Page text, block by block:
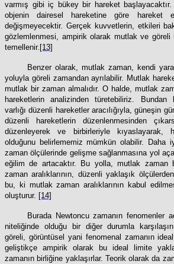
varmış gibi iç bükey bir hareket
objenin dairesel hareketine göre hareket
değişmeyecektir. Gerçek kuvvetlerin, etkileri
gözlemlenmesi, ampirik olarak mutlak ve göreli
temellenir. [13]
Benzer olarak, mutlak zaman, kendi
yoluyla göreli zamandan ayrılabilir. Mutlak
mutlak bir zaman almalıdır. O halde, mutlak
hareketlerin analizinden türetebiliriz. Bundan
varlığı düzenli hareketler aracılığıyla, güneşin
düzenli hareketlerin düzenlenmesinden
düzenleyerek ve birbirleriyle kıyaslayarak,
olduğunu belirlememiz mümkün olabilir. Daha
zaman ölçülerinde gelişme sağlanmasına yol
eğilim de artacaktır. Bu yolla, mutlak zaman
zaman aralıklarının, düzenli yaklaşık
bu, ki mutlak zaman aralıklarının kabul
oluşturur. [14]
Burada Newtoncu zamanın fenomenler
niteliğinde olduğu bir diğer durumla
göreli, görüntüsel yani fenomenal zamanın
geliştikçe ampirik olarak bu ideal limite
zamanın birliğine yaklaşırlar. Teorik olarak da